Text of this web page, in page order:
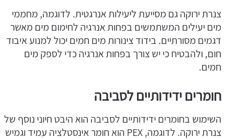
צנרת ירוקה גם מסייעת ליעילות אנרגטית. לדוגמה, מחממי
מים יעילים המשתמשים בפחות אנרגיה לחימום מים מאשר
דגמים מסורתיים. בידוד צינורות מים חמים יכול למנוע איבוד
חום, ולהבטיח כי יש צורך בפחות אנרגיה כדי לספק מים
חמים.
חומרים ידידותיים לסביבה
השימוש בחומרים ידידותיים לסביבה הוא היבט חיוני נוסף של
צנרת ירוקה. לדוגמה, PEX הוא חומר אינסטלציה עמיד וגמיש